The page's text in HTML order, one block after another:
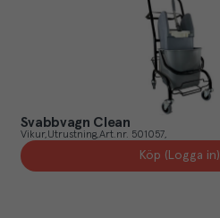
Svabbvagn Clean
Vikur Utrustning Art.nr. 501057
Köp (Logga in)